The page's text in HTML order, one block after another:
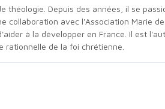
collaboration avec l'Association Marie
à la développer en France. Il est
rationnelle de la foi chrétienne.